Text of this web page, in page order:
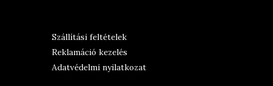
Szállítási feltételek
Reklamáció kezelés
Adatvédelmi nyilatkozat